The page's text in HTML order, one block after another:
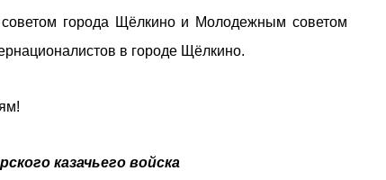
города Щёлкино и Молодежным советом
в городе Щёлкино.
казачьего войска